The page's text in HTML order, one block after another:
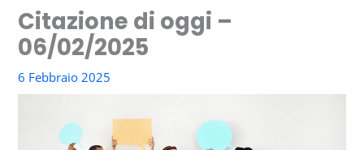
Citazione di oggi –
06/02/2025
6 Febbraio 2025